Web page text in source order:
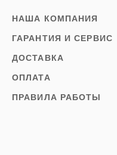
НАША КОМПАНИЯ
ГАРАНТИЯ И СЕРВИС
ДОСТАВКА
ОПЛАТА
ПРАВИЛА РАБОТЫ